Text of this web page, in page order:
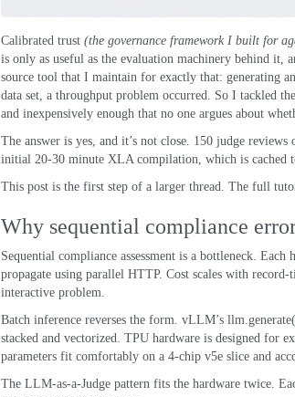
Calibrated trust (the governance framework I built for
is only as useful as the evaluation machinery behind it,
source tool that I maintain for exactly that: generating
data set, a throughput problem occurred. So I tackled
and inexpensively enough that no one argues about
The answer is yes, and it’s not close. 150 judge reviews
initial 20-30 minute XLA compilation, which is cached
This post is the first step of a larger thread. The full
Why sequential compliance
Sequential compliance assessment is a bottleneck. Each
propagate using parallel HTTP. Cost scales with record-
interactive problem.
Batch inference reverses the form. vLLM’s llm.generate(
stacked and vectorized. TPU hardware is designed for
parameters fit comfortably on a 4-chip v5e slice and
The LLM-as-a-Judge pattern fits the hardware twice.